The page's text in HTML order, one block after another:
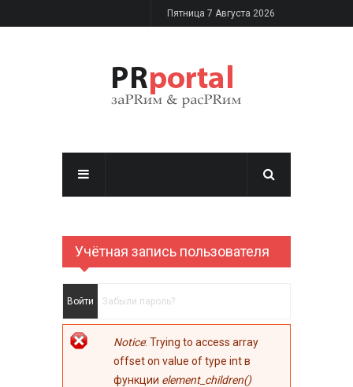
Перейти к основному содержаниюПятница 7 Августа 2026
Учётная запись пользователя
Главные вкладки
Войти (активная вкладка)
Забыли пароль?
Сообщение об
ошибке
Notice: Trying to access array
offset on value of type int в
функции element_children()